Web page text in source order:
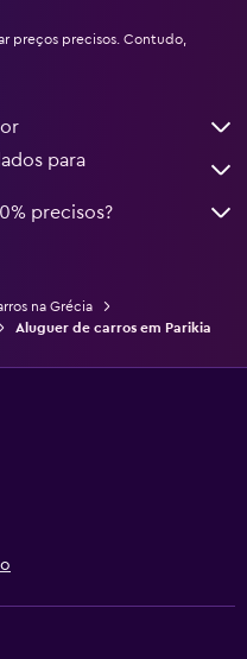
preços precisos. Contudo,
para
precisos?
na Grécia
Aluguer de carros em Parikia